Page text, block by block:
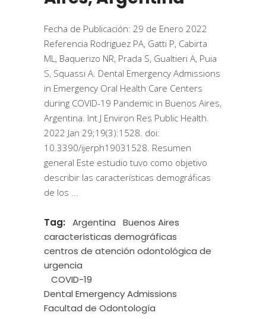
Fecha de Publicación: 29 de Enero 2022
Referencia Rodriguez PA, Gatti P, Cabirta
ML, Baquerizo NR, Prada S, Gualtieri A, Puia
S, Squassi A. Dental Emergency Admissions
in Emergency Oral Health Care Centers
during COVID-19 Pandemic in Buenos Aires,
Argentina. Int J Environ Res Public Health.
2022 Jan 29;19(3):1528. doi:
10.3390/ijerph19031528. Resumen
general Este estudio tuvo como objetivo
describir las características demográficas
de los
Tag: Argentina
Buenos Aires
características demográficas
centros de atención odontológica de
urgencia
COVID-19
Dental Emergency Admissions
Facultad de Odontología